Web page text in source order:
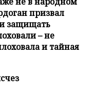
призвал
защищать
– не
и тайная